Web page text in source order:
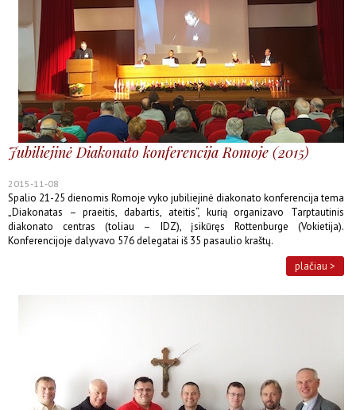
Jubiliejinė Diakonato konferencija Romoje (2015)
2015-11-08
Spalio 21-25 dienomis Romoje vyko jubiliejinė diakonato konferencija tema
„Diakonatas – praeitis, dabartis, ateitis“, kurią organizavo Tarptautinis
diakonato centras (toliau – IDZ), įsikūręs Rottenburge (Vokietija).
Konferencijoje dalyvavo 576 delegatai iš 35 pasaulio kraštų.
plačiau >